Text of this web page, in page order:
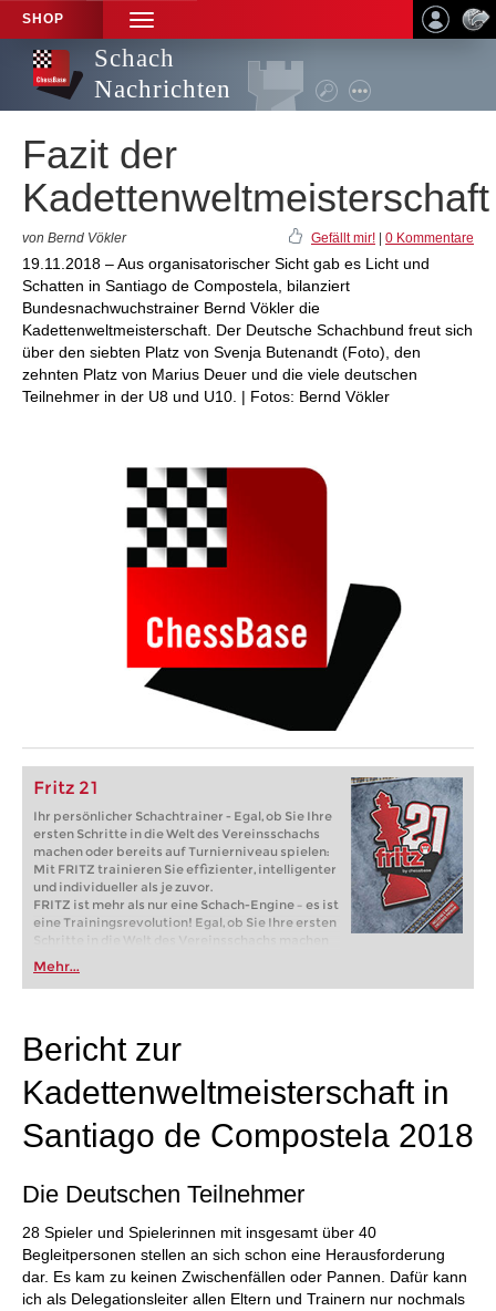
SHOP
TOGGLE
NAVIGATION
Schach
Nachrichten
Fazit der
Kadettenweltmeisterschaft
von Bernd Vökler Gefällt mir! 0 Kommentare
19.11.2018 – Aus organisatorischer Sicht gab es Licht und
Schatten in Santiago de Compostela, bilanziert
Bundesnachwuchstrainer Bernd Vökler die
Kadettenweltmeisterschaft. Der Deutsche Schachbund freut sich
über den siebten Platz von Svenja Butenandt (Foto), den
zehnten Platz von Marius Deuer und die viele deutschen
Teilnehmer in der U8 und U10. | Fotos: Bernd Vökler
Fritz 21
Ihr persönlicher Schachtrainer - Egal, ob Sie Ihre
ersten Schritte in die Welt des Vereinsschachs
machen oder bereits auf Turnierniveau spielen:
Mit FRITZ trainieren Sie effizienter, intelligenter
und individueller als je zuvor.
FRITZ ist mehr als nur eine Schach-Engine – es ist
eine Trainingsrevolution! Egal, ob Sie Ihre ersten
Schritte in die Welt des Vereinsschachs machen
oder bereits auf Turnierniveau spielen: Mit
FRITZ trainieren Sie effizienter, intelligenter und
individueller als je zuvor.
Mehr...
Bericht zur
Kadettenweltmeisterschaft in
Santiago de Compostela 2018
Die Deutschen Teilnehmer
28 Spieler und Spielerinnen mit insgesamt über 40
Begleitpersonen stellen an sich schon eine Herausforderung
dar. Es kam zu keinen Zwischenfällen oder Pannen. Dafür kann
ich als Delegationsleiter allen Eltern und Trainern nur nochmals